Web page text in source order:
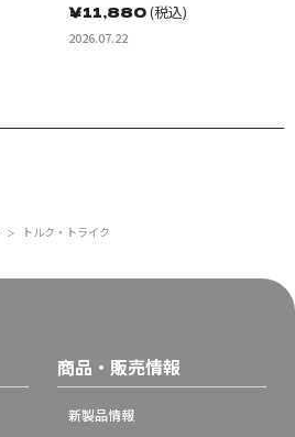
￥11,880(税込)
2026.07.22
＞ トルク・トライク
商品・販売情報
新製品情報